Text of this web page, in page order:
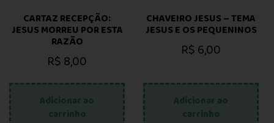
CARTAZ RECEPÇÃO:
JESUS MORREU POR ESTA
RAZÃO
R$8,00
Adicionar ao
carrinho
CHAVEIRO JESUS – TEMA
JESUS E OS PEQUENINOS
R$6,00
Adicionar ao
carrinho